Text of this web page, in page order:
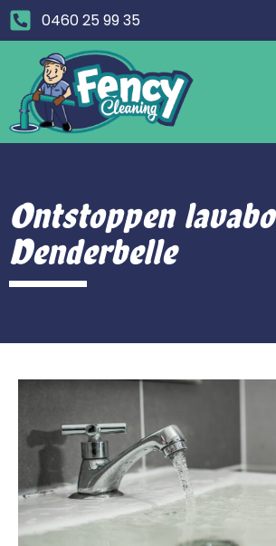
0460 25 99 35
Ontstoppen lavabo
Denderbelle